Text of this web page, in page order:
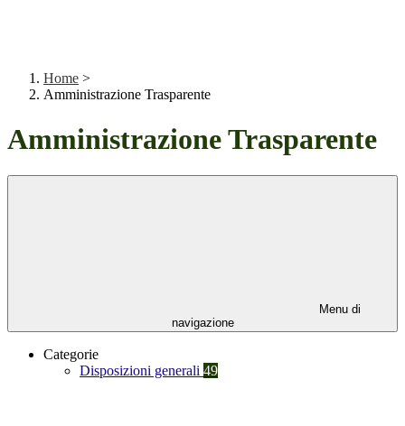
Home >
Amministrazione Trasparente
Amministrazione Trasparente
Menu di
navigazione
Categorie
Disposizioni generali 49